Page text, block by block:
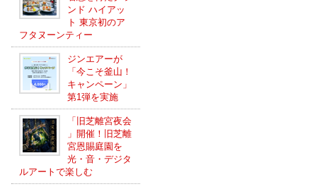
ンド ハイアッ
ト 東京初のア
フタヌーンティー
ジンエアーが
「今こそ釜山！
キャンペーン」
第1弾を実施
「旧芝離宮夜会
」開催！旧芝離
宮恩賜庭園を
光・音・デジタ
ルアートで楽しむ